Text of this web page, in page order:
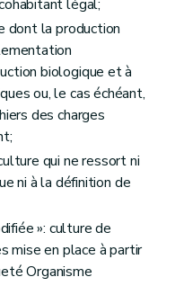
de recouvrement
agricole et rural
et lutte contre les inondations
pouvoirs locaux
du sol
légal;
dont la production
biologique et à
ou, le cas échéant,
des charges
qui ne ressort ni
ni à la définition de
»: culture de
mise en place à partir
Organisme